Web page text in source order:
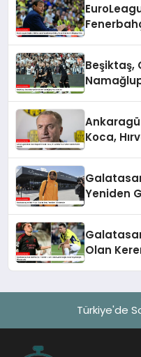
Beşiktaş,
Koca,
Yeniden
Olan
Türkiye'de